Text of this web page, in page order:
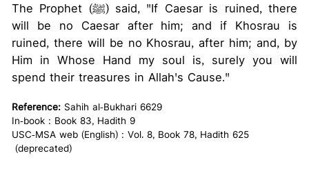
The Prophet (ﷺ) said, "If Caesar is ruined, there
will be no Caesar after him; and if Khosrau is
ruined, there will be no Khosrau, after him; and, by
Him in Whose Hand my soul is, surely you will
spend their treasures in Allah's Cause."
Reference: Sahih al-Bukhari 6629
In-book : Book 83, Hadith 9
USC-MSA web (English) : Vol. 8, Book 78, Hadith 625
(deprecated)